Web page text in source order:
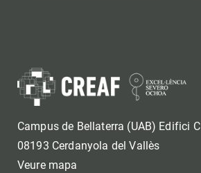
Campus de Bellaterra (UAB) Edifici C
08193 Cerdanyola del Vallès
Veure mapa